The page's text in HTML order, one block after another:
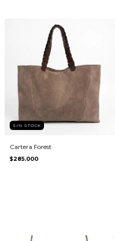
SIN STOCK
Cartera Forest
$285.000